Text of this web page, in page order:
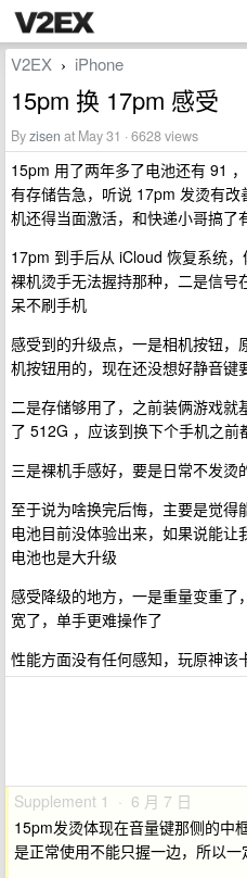
V2EX › iPhone
15pm 换 17pm 感受
Byzisen at May 31 · 6628 views
15pm 用了两年多了电池还有 91
有存储告急，听说 17pm 发烫有
机还得当面激活，和快递小哥搞了
17pm 到手后从 iCloud 恢复系统，
裸机烫手无法握持那种，二是信号
呆不刷手机
感受到的升级点，一是相机按钮
机按钮用的，现在还没想好静音键
二是存储够用了，之前装俩游戏
了 512G ，应该到换下个手机之前
三是裸机手感好，要是日常不发烫
至于说为啥换完后悔，主要是觉
电池目前没体验出来，如果说能
电池也是大升级
感受降级的地方，一是重量变重了
宽了，单手更难操作了
性能方面没有任何感知，玩原神该
Supplement 1 · 6 月 7 日
15pm发烫体现在音量键那侧的中
是正常使用不能只握一边，所以一